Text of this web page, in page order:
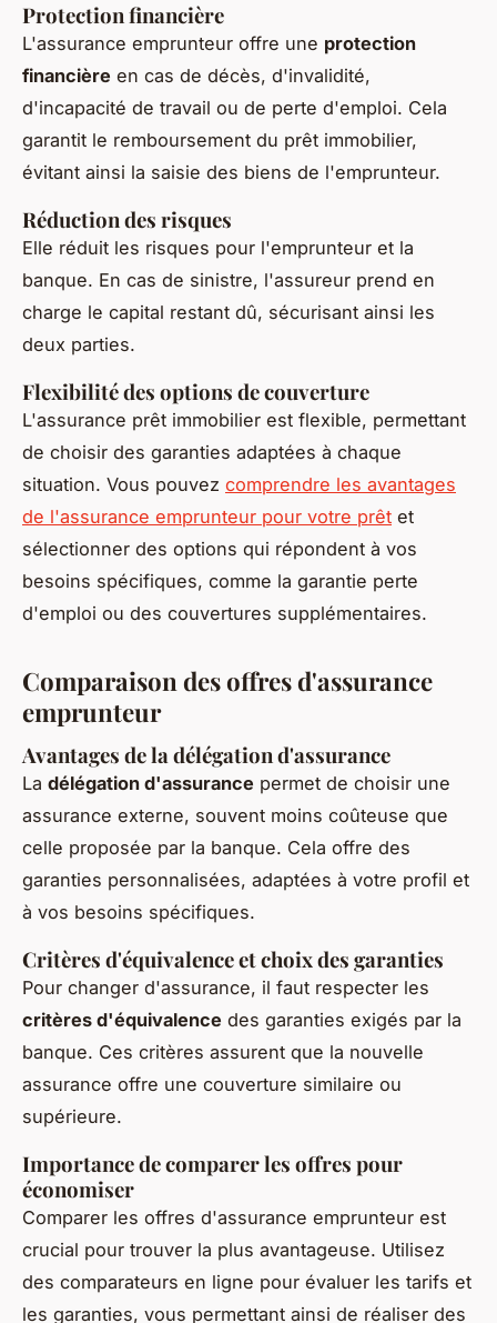
Protection financière
L'assurance emprunteur offre une protection
financière en cas de décès, d'invalidité,
d'incapacité de travail ou de perte d'emploi. Cela
garantit le remboursement du prêt immobilier,
évitant ainsi la saisie des biens de l'emprunteur.
Réduction des risques
Elle réduit les risques pour l'emprunteur et la
banque. En cas de sinistre, l'assureur prend en
charge le capital restant dû, sécurisant ainsi les
deux parties.
Flexibilité des options de couverture
L'assurance prêt immobilier est flexible, permettant
de choisir des garanties adaptées à chaque
situation. Vous pouvez comprendre les avantages
de l'assurance emprunteur pour votre prêt et
sélectionner des options qui répondent à vos
besoins spécifiques, comme la garantie perte
d'emploi ou des couvertures supplémentaires.
Comparaison des offres d'assurance
emprunteur
Avantages de la délégation d'assurance
La délégation d'assurance permet de choisir une
assurance externe, souvent moins coûteuse que
celle proposée par la banque. Cela offre des
garanties personnalisées, adaptées à votre profil et
à vos besoins spécifiques.
Critères d'équivalence et choix des garanties
Pour changer d'assurance, il faut respecter les
critères d'équivalence des garanties exigés par la
banque. Ces critères assurent que la nouvelle
assurance offre une couverture similaire ou
supérieure.
Importance de comparer les offres pour
économiser
Comparer les offres d'assurance emprunteur est
crucial pour trouver la plus avantageuse. Utilisez
des comparateurs en ligne pour évaluer les tarifs et
les garanties, vous permettant ainsi de réaliser des